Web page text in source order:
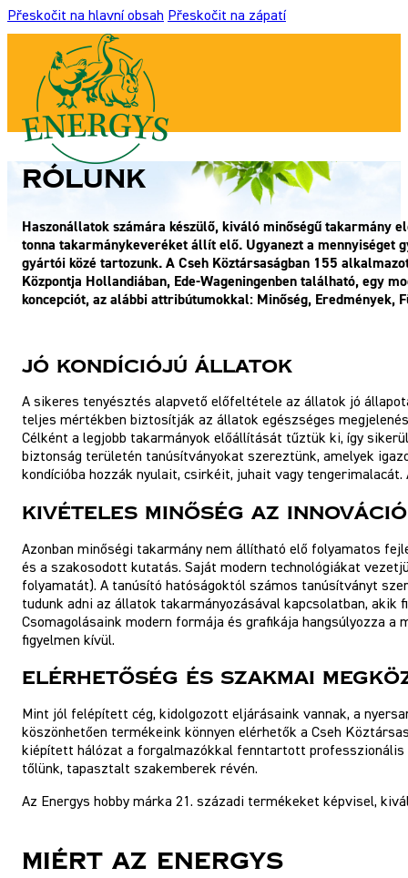
Přeskočit na hlavní obsah Přeskočit na zápatí
Rólunk
Haszonállatok számára készülő, kiváló minőségű takarmány
tonna takarmánykeveréket állít elő. Ugyanezt a mennyiséget
gyártói közé tartozunk. A Cseh Köztársaságban 155
Központja Hollandiában, Ede-Wageningenben található, egy
koncepciót, az alábbi attribútumokkal: Minőség, Eredmények,
Jó kondíciójú állatok
A sikeres tenyésztés alapvető előfeltétele az állatok jó
teljes mértékben biztosítják az állatok egészséges
Célként a legjobb takarmányok előállítását tűztük ki, így
biztonság területén tanúsítványokat szereztünk, amelyek
kondícióba hozzák nyulait, csirkéit, juhait vagy
Kivételes minőség az
Azonban minőségi takarmány nem állítható elő folyamatos
és a szakosodott kutatás. Saját modern technológiákat
folyamatát). A tanúsító hatóságoktól számos tanúsítványt
tudunk adni az állatok takarmányozásával kapcsolatban,
Csomagolásaink modern formája és grafikája hangsúlyozza
figyelmen kívül.
Elérhetőség és szakmai
Mint jól felépített cég, kidolgozott eljárásaink vannak, a
köszönhetően termékeink könnyen elérhetők a Cseh
kiépített hálózat a forgalmazókkal fenntartott professzionális
tőlünk, tapasztalt szakemberek révén.
Az Energys hobby márka 21. századi termékeket képvisel,
Miért az Energys